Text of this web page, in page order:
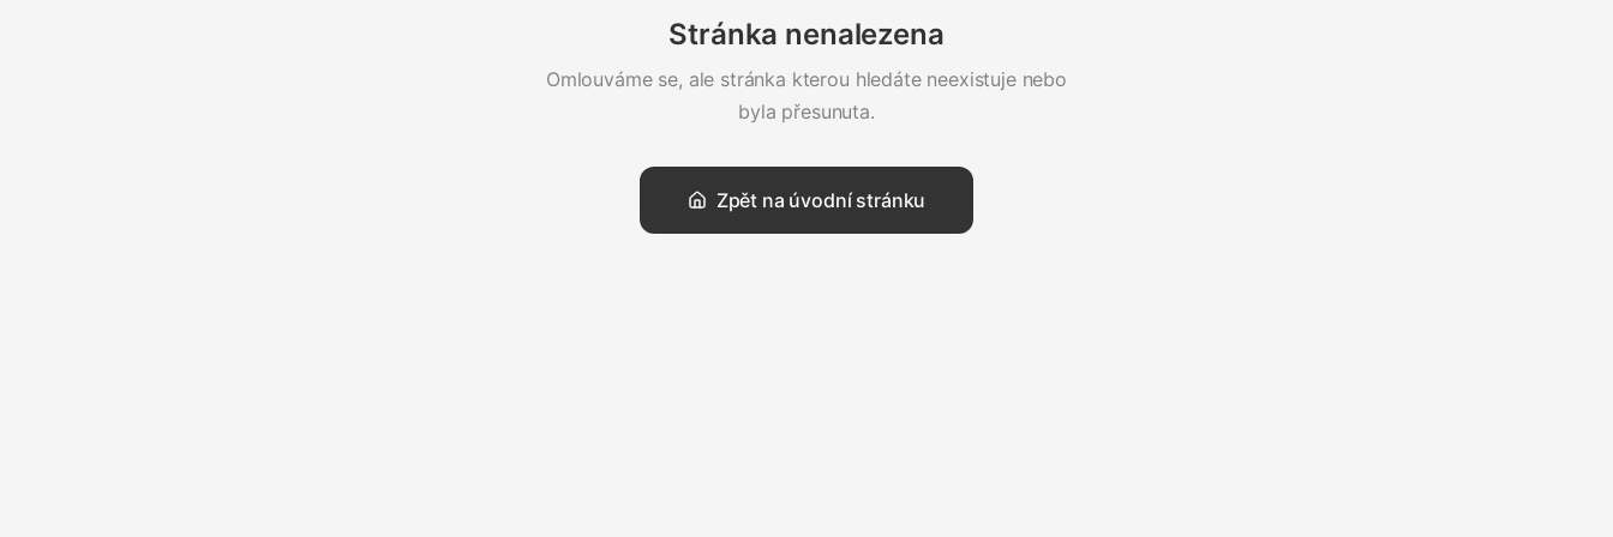
Stránka nenalezena
Omlouváme se, ale stránka kterou hledáte neexistuje nebo
byla přesunuta.
Zpět na úvodní stránku